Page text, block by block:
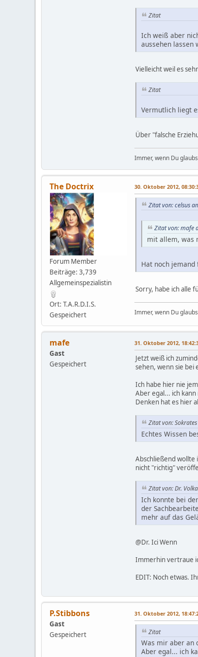
Zitat
Ich weiß aber
aussehen
Vielleicht weil es
Zitat
Vermutlich liegt
Über "falsche
Immer, wenn Du
The Doctrix
Forum Member
Beiträge: 3,739
Allgemeinspezialistin
Ort: T.A.R.D.I.S.
Gespeichert
30. Oktober 2012,
Zitat von: celsus
Zitat von: mafe
mit allem, was
Hat noch
Sorry, habe ich alle
Immer, wenn Du
mafe
Gast
Gespeichert
31. Oktober 2012,
Jetzt weiß ich
sehen, wenn sie bei
Ich habe hier nie
Aber egal... ich
Denken hat es hier
Zitat von: Sokrates
Echtes Wissen
Abschließend wollte
nicht "richtig"
Zitat von: Dr.
Ich konnte bei
der
mehr auf das
@Dr. Ici Wenn
Immerhin vertraue
EDIT: Noch etwas.
P.Stibbons
Gast
Gespeichert
31. Oktober 2012,
Zitat
Was mir aber an
Aber egal... ich